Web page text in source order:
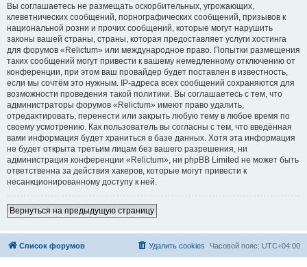
Вы соглашаетесь не размещать оскорбительных, угрожающих,
клеветнических сообщений, порнографических сообщений, призывов к
национальной розни и прочих сообщений, которые могут нарушить
законы вашей страны, страны, которая предоставляет услуги хостинга
для форумов «Relictum» или международное право. Попытки размещения
таких сообщений могут привести к вашему немедленному отключению от
конференции, при этом ваш провайдер будет поставлен в известность,
если мы сочтём это нужным. IP-адреса всех сообщений сохраняются для
возможности проведения такой политики. Вы соглашаетесь с тем, что
администраторы форумов «Relictum» имеют право удалить,
отредактировать, перенести или закрыть любую тему в любое время по
своему усмотрению. Как пользователь вы согласны с тем, что введённая
вами информация будет храниться в базе данных. Хотя эта информация
не будет открыта третьим лицам без вашего разрешения, ни
администрация конференции «Relictum», ни phpBB Limited не может быть
ответственна за действия хакеров, которые могут привести к
несанкционированному доступу к ней.
Вернуться на предыдущую страницу
Список форумов Часовой пояс: UTC+04:00
Удалить cookies